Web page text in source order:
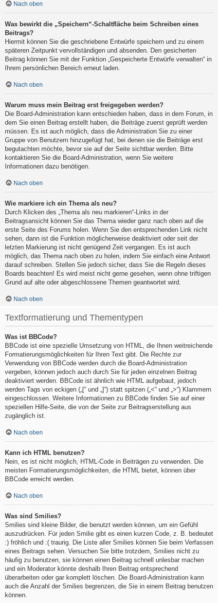
Nach oben
Was bewirkt die „Speichern“-Schaltfläche beim Schreiben eines
Beitrags?
Hiermit können Sie die geschriebene Entwürfe speichern und zu einem
späteren Zeitpunkt vervollständigen und absenden. Den gesicherten
Beitrag können Sie mit der Funktion „Gespeicherte Entwürfe verwalten“ in
Ihrem persönlichen Bereich erneut laden.
Nach oben
Warum muss mein Beitrag erst freigegeben werden?
Die Board-Administration kann entschieden haben, dass in dem Forum, in
dem Sie einen Beitrag erstellt haben, die Beiträge zuerst geprüft werden
müssen. Es ist auch möglich, dass die Administration Sie zu einer
Gruppe von Benutzern hinzugefügt hat, bei denen sie die Beiträge erst
begutachten möchte, bevor sie auf der Seite sichtbar werden. Bitte
kontaktieren Sie die Board-Administration, wenn Sie weitere
Informationen dazu benötigen.
Nach oben
Wie markiere ich ein Thema als neu?
Durch Klicken des „Thema als neu markieren“-Links in der
Beitragsansicht können Sie das Thema wieder ganz nach oben auf die
erste Seite des Forums holen. Wenn Sie den entsprechenden Link nicht
sehen, dann ist die Funktion möglicherweise deaktiviert oder seit der
letzten Markierung ist nicht genügend Zeit vergangen. Es ist auch
möglich, das Thema nach oben zu holen, indem Sie einfach eine Antwort
darauf schreiben. Stellen Sie jedoch sicher, dass Sie die Regeln dieses
Boards beachten! Es wird meist nicht gerne gesehen, wenn ohne triftigen
Grund auf alte oder abgeschlossene Themen geantwortet wird.
Nach oben
Textformatierung und Thementypen
Was ist BBCode?
BBCode ist eine spezielle Umsetzung von HTML, die Ihnen weitreichende
Formatierungsmöglichkeiten für Ihren Text gibt. Die Rechte zur
Verwendung von BBCode werden durch die Board-Administration
vergeben, können jedoch auch durch Sie für jeden einzelnen Beitrag
deaktiviert werden. BBCode ist ähnlich wie HTML aufgebaut, jedoch
werden Tags von eckigen („[“ und „]“) statt spitzen („<“ und „>“) Klammern
eingeschlossen. Weitere Informationen zu BBCode finden Sie auf einer
speziellen Hilfe-Seite, die von der Seite zur Beitragserstellung aus
zugänglich ist.
Nach oben
Kann ich HTML benutzen?
Nein, es ist nicht möglich, HTML-Code in Beiträgen zu verwenden. Die
meisten Formatierungsmöglichkeiten, die HTML bietet, können über
BBCode erreicht werden.
Nach oben
Was sind Smilies?
Smilies sind kleine Bilder, die benutzt werden können, um ein Gefühl
auszudrücken. Für jeden Smilie gibt es einen kurzen Code, z. B. bedeutet
:) fröhlich und :( traurig. Die Liste aller Smilies können Sie beim Verfassen
eines Beitrags sehen. Versuchen Sie bitte trotzdem, Smilies nicht zu
häufig zu benutzen, sie können einen Beitrag schnell unlesbar machen
und ein Moderator könnte deshalb Ihren Beitrag entsprechend
überarbeiten oder gar komplett löschen. Die Board-Administration kann
auch die Anzahl der Smilies begrenzen, die Sie in einem Beitrag benutzen
können.